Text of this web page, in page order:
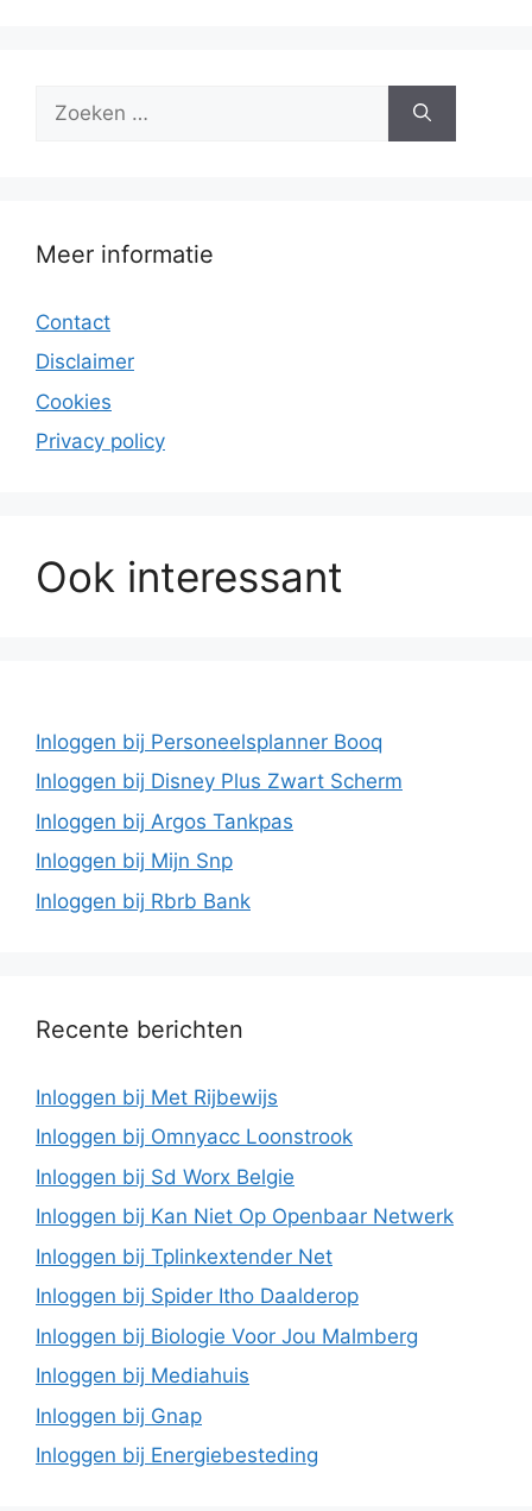
naar:
Meer informatie
Contact
Disclaimer
Cookies
Privacy policy
Ook interessant
Inloggen bij Personeelsplanner Booq
Inloggen bij Disney Plus Zwart Scherm
Inloggen bij Argos Tankpas
Inloggen bij Mijn Snp
Inloggen bij Rbrb Bank
Recente berichten
Inloggen bij Met Rijbewijs
Inloggen bij Omnyacc Loonstrook
Inloggen bij Sd Worx Belgie
Inloggen bij Kan Niet Op Openbaar Netwerk
Inloggen bij Tplinkextender Net
Inloggen bij Spider Itho Daalderop
Inloggen bij Biologie Voor Jou Malmberg
Inloggen bij Mediahuis
Inloggen bij Gnap
Inloggen bij Energiebesteding